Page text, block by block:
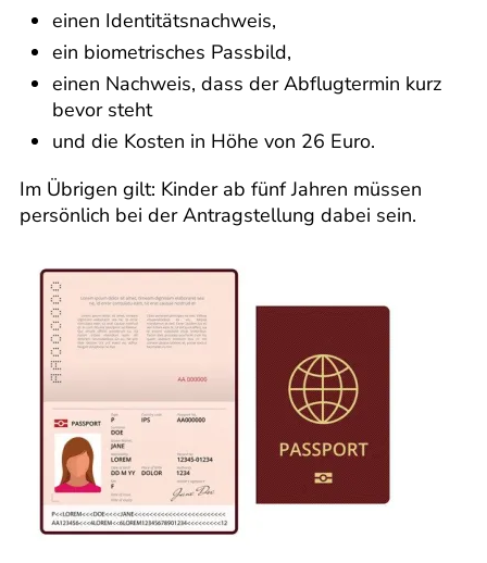
einen Identitätsnachweis,
ein biometrisches Passbild,
einen Nachweis, dass der Abflugtermin kurz
bevor steht
und die Kosten in Höhe von 26 Euro.
Im Übrigen gilt: Kinder ab fünf Jahren müssen
persönlich bei der Antragstellung dabei sein.